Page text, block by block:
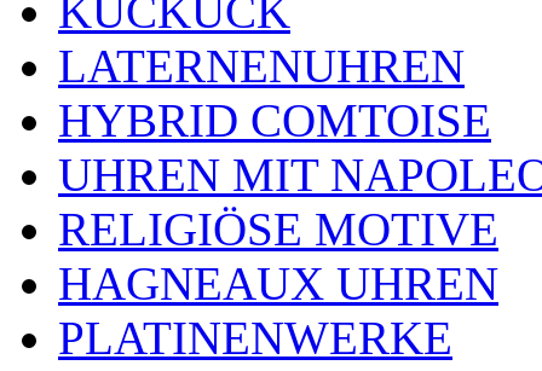
KUCKUCK
LATERNENUHREN
HYBRID COMTOISE
UHREN MIT
RELIGIÖSE MOTIVE
HAGNEAUX UHREN
PLATINENWERKE